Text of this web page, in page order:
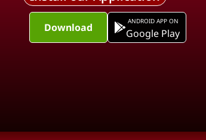
Download ANDROID APP ON
Google Play